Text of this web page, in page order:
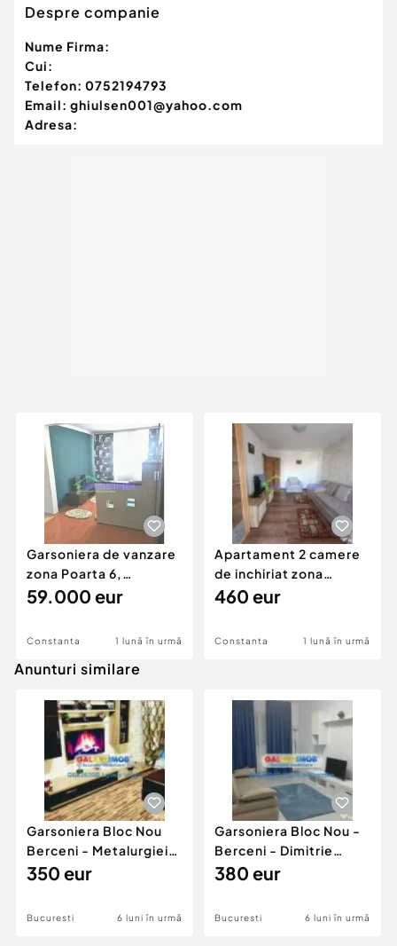
Despre companie
Nume Firma:
Cui:
Telefon: 0752194793
Email: ghiulsen001@yahoo.com
Adresa:
Garsoniera de vanzare
zona Poarta 6,
MOBILATA/UTILATA
59.000 eur
Constanta 1 lună în urmă
Apartament 2 camere
de inchiriat zona
Trocadero, CENTRALA
460 eur
Constanta 1 lună în urmă
Anunturi similare
Garsoniera Bloc Nou
Berceni - Metalurgiei
Park - Postalionul
350 eur
Bucuresti 6 luni în urmă
Garsoniera Bloc Nou -
Berceni - Dimitrie
Leonida
380 eur
Bucuresti 6 luni în urmă